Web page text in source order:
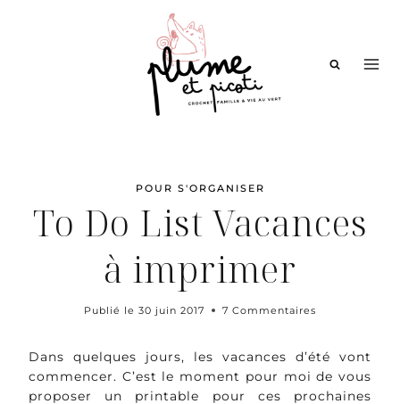
POUR S'ORGANISER
To Do List Vacances
à imprimer
Publié le 30 juin 2017 7 Commentaires
Dans quelques jours, les vacances d’été vont
commencer. C’est le moment pour moi de vous
proposer un printable pour ces prochaines